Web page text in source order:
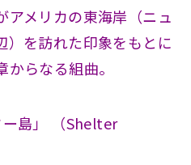
アメリカの東海岸（ニュ
）を訪れた印象をもとに
らなる組曲。
島」 （Shelter